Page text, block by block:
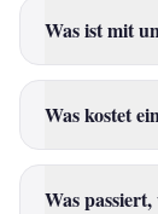
Was ist mit
Was kostet
Was